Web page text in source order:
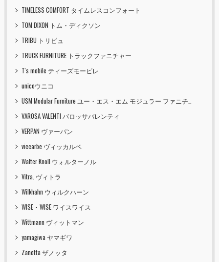
TIMELESS COMFORT タイムレスコンフォート
TOM DIXON トム・ディクソン
TRIBU トリビュ
TRUCK FURNITURE トラックファニチャー
T's mobile ティーズモービレ
unicoウニコ
USM Modular Furniture ユー・エス・エム モジュラー ファニチャー
VAROSA VALENTI バロッサバレンティ
VERPAN ヴァーパン
viccarbe ヴィッカルベ
Walter Knoll ウォルターノル
Vitra. ヴィトラ
Wilkhahn ウィルクハーン
WISE・WISE ワイスワイス
Wittmann ヴィットマン
yamagiwa ヤマギワ
Zanotta ザノッタ